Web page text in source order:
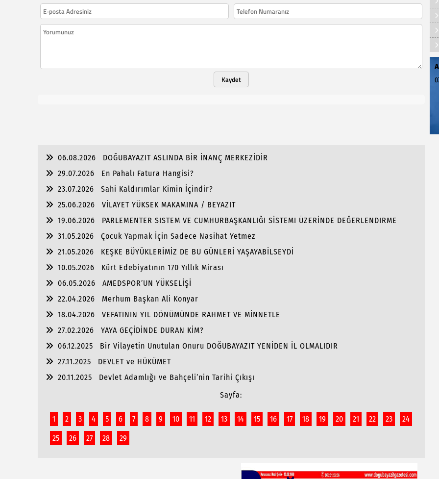
Kaydet
06.08.2026
DOĞUBAYAZIT ASLINDA BİR İNANÇ MERKEZİDİR
29.07.2026
En Pahalı Fatura Hangisi?
23.07.2026
Sahi Kaldırımlar Kimin İçindir?
25.06.2026
VİLAYET YÜKSEK MAKAMINA / BEYAZIT
19.06.2026
PARLEMENTER SISTEM VE CUMHURBAŞKANLIĞI SİSTEMI ÜZERİNDE DEĞERLENDIRME
31.05.2026
Çocuk Yapmak İçin Sadece Nasihat Yetmez
21.05.2026
KEŞKE BÜYÜKLERİMİZ DE BU GÜNLERİ YAŞAYABİLSEYDİ
10.05.2026
Kürt Edebiyatının 170 Yıllık Mirası
06.05.2026
AMEDSPOR’UN YÜKSELİŞİ
22.04.2026
Merhum Başkan Ali Konyar
18.04.2026
VEFATININ YIL DÖNÜMÜNDE RAHMET VE MİNNETLE
27.02.2026
YAYA GEÇİDİNDE DURAN KİM?
06.12.2025
Bir Vilayetin Unutulan Onuru DOĞUBAYAZIT YENİDEN İL OLMALIDIR
27.11.2025
DEVLET ve HÜKÜMET
20.11.2025
Devlet Adamlığı ve Bahçeli’nin Tarihi Çıkışı
Sayfa:
1 2 3 4 5 6 7 8 9 10 11 12 13 14 15 16 17 18 19 20 21 22 23 24
25 26 27 28 29